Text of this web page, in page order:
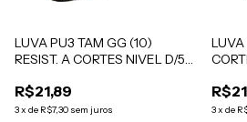
LUVA PU3 TAM GG (10)
RESIST. A CORTES NIVEL D/5
48.856
R$21,89
3x de R$7,30 sem juros
LUVA
3x de